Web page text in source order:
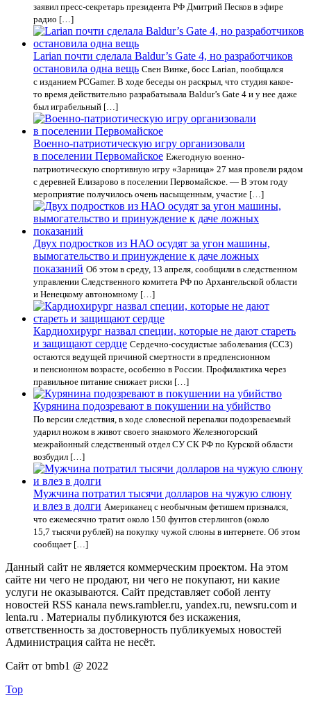
заявил пресс-секретарь президента РФ Дмитрий Песков в эфире
радио […]
Larian почти сделала Baldur’s Gate 4, но разработчиков
остановила одна вещь Свен Винке, босс Larian, пообщался
с изданием PCGamer. В ходе беседы он раскрыл, что студия какое-
то время действительно разрабатывала Baldur’s Gate 4 и у нее даже
был играбельный […]
Военно-патриотическую игру организовали
в поселении Первомайское Ежегодную военно-
патриотическую спортивную игру «Зарница» 27 мая провели рядом
с деревней Елизарово в поселении Первомайское. — В этом году
мероприятие получилось очень насыщенным, участие […]
Двух подростков из НАО осудят за угон машины,
вымогательство и принуждение к даче ложных
показаний Об этом в среду, 13 апреля, сообщили в следственном
управлении Следственного комитета РФ по Архангельской области
и Ненецкому автономному […]
Кардиохирург назвал специи, которые не дают стареть
и защищают сердце Сердечно-сосудистые заболевания (ССЗ)
остаются ведущей причиной смертности в предпенсионном
и пенсионном возрасте, особенно в России. Профилактика через
правильное питание снижает риски […]
Курянина подозревают в покушении на убийство
По версии следствия, в ходе словесной перепалки подозреваемый
ударил ножом в живот своего знакомого Железногорский
межрайонный следственный отдел СУ СК РФ по Курской области
возбудил […]
Мужчина потратил тысячи долларов на чужую слюну
и влез в долги Американец с необычным фетишем признался,
что ежемесячно тратит около 150 фунтов стерлингов (около
15,7 тысячи рублей) на покупку чужой слюны в интернете. Об этом
сообщает […]
Данный сайт не является коммерческим проектом. На этом
сайте ни чего не продают, ни чего не покупают, ни какие
услуги не оказываются. Сайт представляет собой ленту
новостей RSS канала news.rambler.ru, yandex.ru, newsru.com и
lenta.ru . Материалы публикуются без искажения,
ответственность за достоверность публикуемых новостей
Администрация сайта не несёт.
Сайт от bmb1 @ 2022
Top